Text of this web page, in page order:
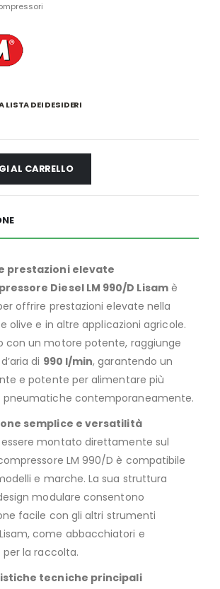
LISTA DEI DESIDERI
AL CARRELLO
prestazioni elevate
Diesel LM 990/D Lisamè
offrire prestazioni elevate nella
olive e in altre applicazioni agricole.
con un motore potente, raggiunge
di 990 l/min, garantendo un
e potente per alimentare più
pneumatiche contemporaneamente.
semplice e versatilità
essere montato direttamente sul
LM 990/D è compatibile
e marche. La sua struttura
modulare consentono
facile con gli altri strumenti
come abbacchiatori e
la raccolta.
tecniche principali